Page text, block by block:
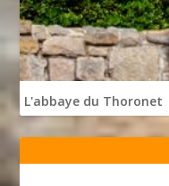
L'abbaye du Thoronet